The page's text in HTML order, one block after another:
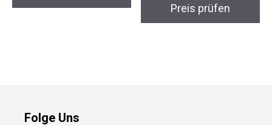
Preis prüfen
Folge Uns